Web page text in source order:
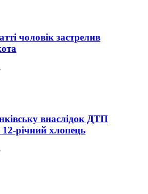
чоловік застрелив
внаслідок ДТП
річний хлопець